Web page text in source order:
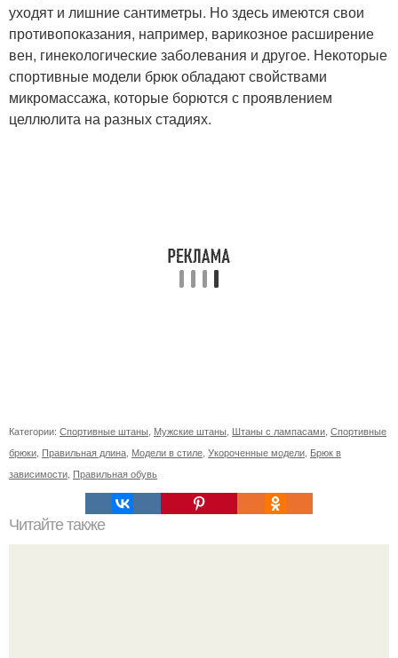
уходят и лишние сантиметры. Но здесь имеются свои
противопоказания, например, варикозное расширение
вен, гинекологические заболевания и другое. Некоторые
спортивные модели брюк обладают свойствами
микромассажа, которые борются с проявлением
целлюлита на разных стадиях.
Категории: Спортивные штаны Мужские штаны Штаны с лампасами Спортивные
брюки Правильная длина Модели в стиле Укороченные модели Брюк в
зависимости Правильная обувь
Читайте также